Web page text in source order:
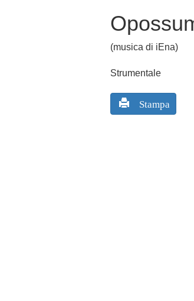
(musica di iEna)
Strumentale
Stampa